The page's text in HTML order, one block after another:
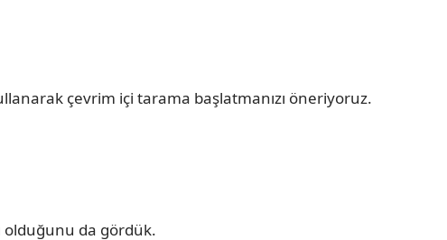
çevrim içi tarama başlatmanızı öneriyoruz.
olduğunu da gördük.